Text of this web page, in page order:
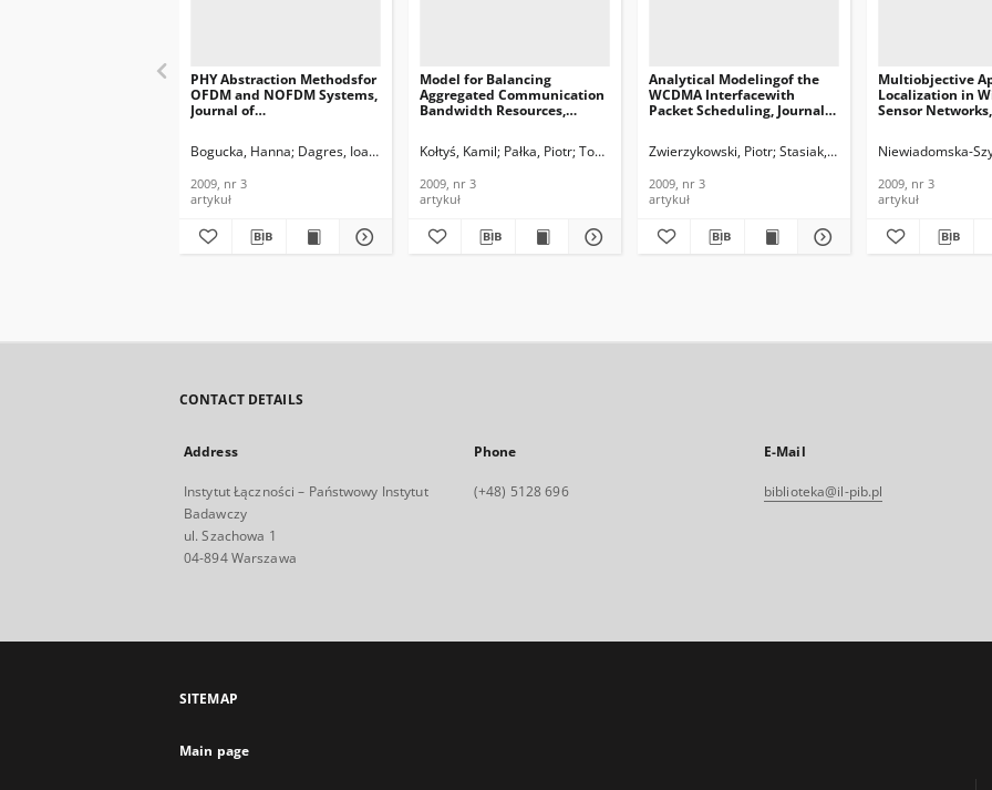
PHY Abstraction Methodsfor
OFDM and NOFDM Systems,
Journal of
2009 nr 3
Bogucka, Hanna Dagres, Ioannis Kliks, Adrian Polydoros, Andreas Zalonis, Andreas
2009, nr 3
artykuł
Model for Balancing
Aggregated Communication
Bandwidth Resources,
Information Technology,
Kołtyś, Kamil Pałka, Piotr Toczyłowski, Eugeniusz Żółtowska, Izabela
2009, nr 3
artykuł
Analytical Modelingof the
WCDMA Interfacewith
Packet Scheduling, Journal
2009 nr 3
Zwierzykowski, Piotr Stasiak, Maciej Wiewióra, Janusz
2009, nr 3
artykuł
Multiobjective
Localization in
Sensor
2009, nr 3
Niewiadomska-
2009, nr 3
artykuł
CONTACT DETAILS
Address
Instytut Łączności – Państwowy Instytut
Badawczy
ul. Szachowa 1
04-894 Warszawa
Phone
(+48) 5128 696
E-Mail
biblioteka@il-pib.pl
SITEMAP
Main page